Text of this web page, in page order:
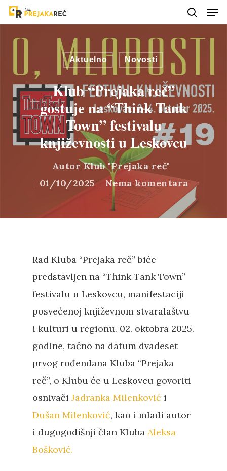
Aktuelno Novosti
Klub “Prejaka reč”
gostuje na “Think Tank
Town” festivalu
književnosti u Leskovcu
AutorKlub "Prejaka reč"
01/10/2025
Nema komentara
Rad Kluba “Prejaka reč” biće
predstavljen na “Think Tank Town”
festivalu u Leskovcu, manifestaciji
posvećenoj književnom stvaralaštvu
i kulturi u regionu. 02. oktobra 2025.
godine, tačno na datum dvadeset
prvog rođendana Kluba “Prejaka
reč”, o Klubu će u Leskovcu govoriti
osnivači Jadranka Milenković i
Dušan Milenković, kao i mladi autor
i dugogodišnji član Kluba Aleksa
Bošković.